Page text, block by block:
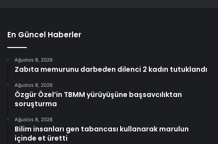
En Güncel Haberler
Ağustos 8, 2026
Zabıta memurunu darbeden dilenci 2 kadın tutuklandı
Ağustos 8, 2026
Özgür Özel’in TBMM yürüyüşüne başsavcılıktan
soruşturma
Ağustos 8, 2026
Bilim insanları gen tabancası kullanarak marulun
içinde et üretti